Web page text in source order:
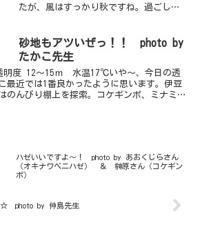
たが、風はすっかり秋ですね。過ごしや
然として夏です☆浅瀬は残念ながら濁っ
て浮遊物が多くなっ...
砂地もアツいぜっ！！ photo by
たかこ先生
度 12～15ｍ 水温17℃いや～、今日の透
最近では1番良かったように思います。伊豆
のんびり棚上を探索。コケギンポ、ミナミハ
ハゼいいですよ～！ photo by あおくじらさん
（オキナワベニハゼ） ＆ 榊原さん（コケギン
ポ）
☆ photo by 仲島先生